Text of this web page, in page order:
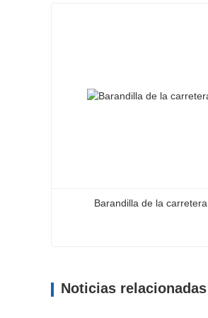
Barandilla de la carretera
Contacta ahora
Noticias relacionadas